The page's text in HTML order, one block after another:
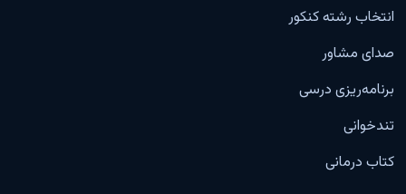
انتخاب رشته کنکور
صدای مشاور
برنامه‌ریزی درسی
تندخوانی
کتاب درمانی